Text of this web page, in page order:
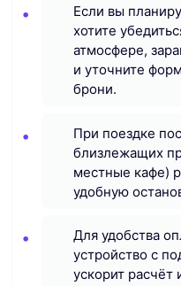
Если вы
хотите
атмосфере,
и уточните
брони.
При поездке
близлежащих
местные кафе)
удобную
Для удобства
устройство с
ускорит расчёт